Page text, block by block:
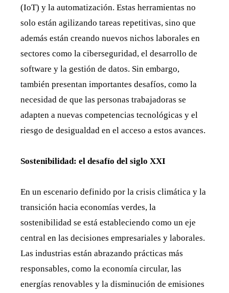
(IoT) y la automatización. Estas herramientas no
solo están agilizando tareas repetitivas, sino que
además están creando nuevos nichos laborales en
sectores como la ciberseguridad, el desarrollo de
software y la gestión de datos. Sin embargo,
también presentan importantes desafíos, como la
necesidad de que las personas trabajadoras se
adapten a nuevas competencias tecnológicas y el
riesgo de desigualdad en el acceso a estos avances.
Sostenibilidad: el desafío del siglo XXI
En un escenario definido por la crisis climática y la
transición hacia economías verdes, la
sostenibilidad se está estableciendo como un eje
central en las decisiones empresariales y laborales.
Las industrias están abrazando prácticas más
responsables, como la economía circular, las
energías renovables y la disminución de emisiones